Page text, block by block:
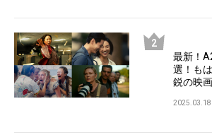
最新！
選！も
鋭の映
2025.03.18